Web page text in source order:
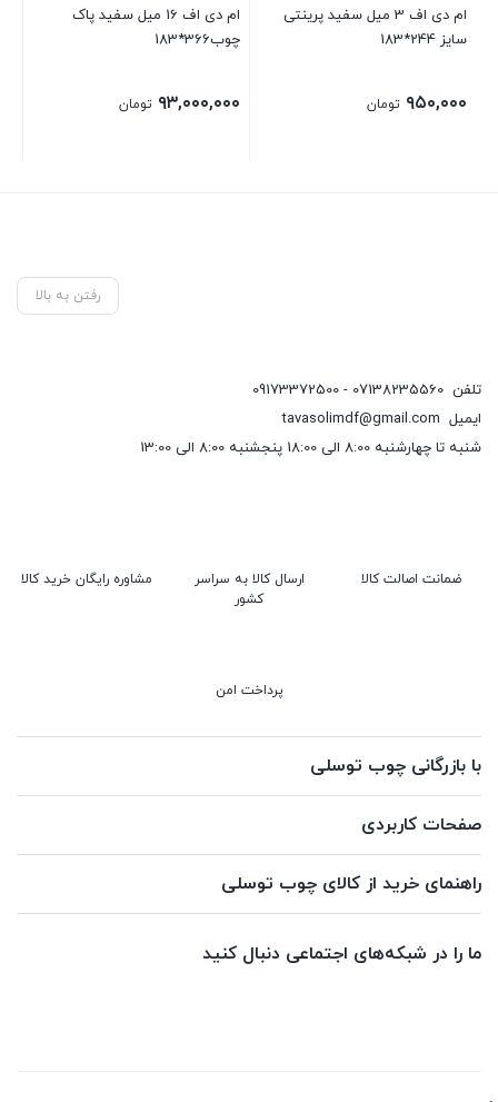
ام دی اف 3 میل سفید پرینتی
سایز 244*183
۹۵۰,۰۰۰ تومان
ام دی اف 16 میل سفید پاک
چوب366*183
۹۳,۰۰۰,۰۰۰ تومان
رفتن به بالا
تلفن 07138235560 - 09173372500
ایمیل tavasolimdf@gmail.com
شنبه تا چهارشنبه 8:00 الی 18:00 پنجشنبه 8:00 الی 13:00
ضمانت اصالت کالا
ارسال کالا به سراسر
کشور
مشاوره رایگان خرید کالا
پرداخت امن
با بازرگانی چوب توسلی
صفحات کاربردی
راهنمای خرید از کالای چوب توسلی
ما را در شبکه‌های اجتماعی دنبال کنید